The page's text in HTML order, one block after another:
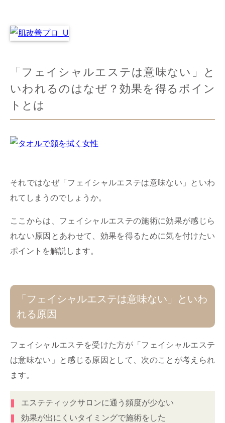
「フェイシャルエステは意味ない」と
いわれるのはなぜ？効果を得るポイン
トとは
それではなぜ「フェイシャルエステは意味ない」といわ
れてしまうのでしょうか。
ここからは、フェイシャルエステの施術に効果が感じら
れない原因とあわせて、効果を得るために気を付けたい
ポイントを解説します。
「フェイシャルエステは意味ない」といわ
れる原因
フェイシャルエステを受けた方が「フェイシャルエステ
は意味ない」と感じる原因として、次のことが考えられ
ます。
エステティックサロンに通う頻度が少ない
効果が出にくいタイミングで施術をした